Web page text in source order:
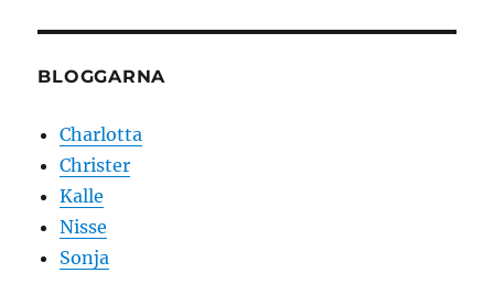
BLOGGARNA
Charlotta
Christer
Kalle
Nisse
Sonja